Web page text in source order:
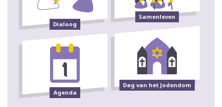
Dialoog
Samenleven
Agenda
Dag van het Jodendom